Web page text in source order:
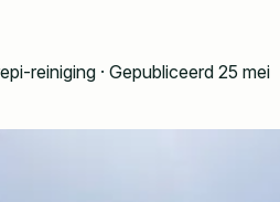
reiniging · Gepubliceerd 25 mei